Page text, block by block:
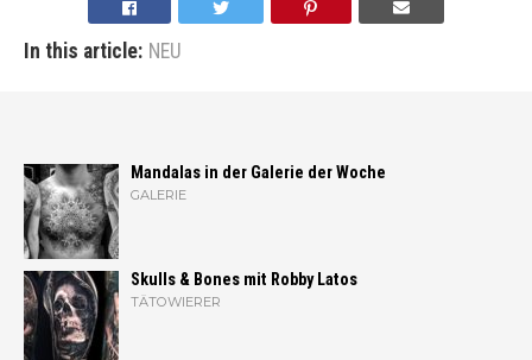
In this article: NEU
Mandalas in der Galerie der Woche
GALERIE
Skulls & Bones mit Robby Latos
TÄTOWIERER